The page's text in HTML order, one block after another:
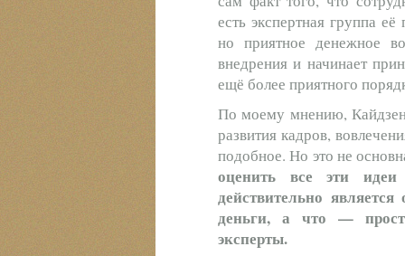
есть экспертная группа
но приятное денежное
внедрения и начинает
ещё более приятного
По моему мнению,
развития кадров,
подобное. Но это не
оценить все эти
действительно
деньги, а что —
эксперты.